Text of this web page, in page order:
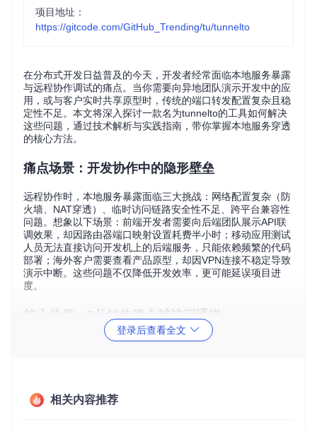
项目地址：
https://gitcode.com/GitHub_Trending/tu/tunnelto
在分布式开发日益普及的今天，开发者经常面临本地服务暴露
与远程协作调试的痛点。当你需要向异地团队演示开发中的应
用，或与客户实时共享原型时，传统的端口转发配置复杂且稳
定性不足。本文将深入探讨一款名为tunnelto的工具如何解决
这些问题，通过技术解析与实践指南，带你掌握本地服务穿透
的核心方法。
痛点场景：开发协作中的隐形壁垒
远程协作时，本地服务暴露面临三大挑战：网络配置复杂（防
火墙、NAT穿透）、临时访问链路安全性不足、跨平台兼容性
问题。想象以下场景：前端开发者需要向后端团队展示API联
调效果，却因路由器端口映射设置耗费半小时；移动应用测试
人员无法直接访问开发机上的后端服务，只能依赖频繁的代码
部署；海外客户需要查看产品原型，却因VPN连接不稳定导致
演示中断。这些问题不仅降低开发效率，更可能延误项目进
度。
核心价值：5分钟构建全球访问通道
tunnelto的核心价值在于将复杂的网络穿透技术封装为简单的
域名功能则让每次访问都保持一致的入口，极大简化协作流
程。
登录后查看全文
相关内容推荐